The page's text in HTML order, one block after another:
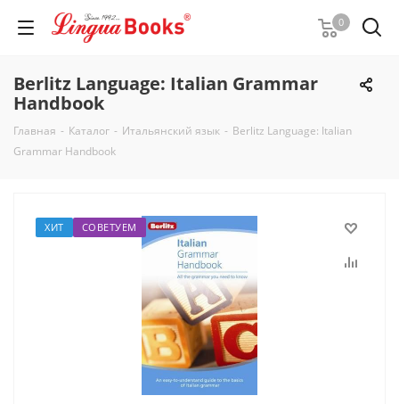
0
Berlitz Language: Italian Grammar
Handbook
Главная - Каталог - Итальянский язык - Berlitz Language: Italian
Grammar Handbook
ХИТ СОВЕТУЕМ